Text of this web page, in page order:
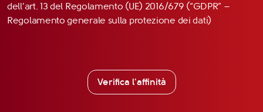
dell’art. 13 del Regolamento (UE) 2016/679 (“GDPR” –
Regolamento generale sulla protezione dei dati)
Verifica l'affinità